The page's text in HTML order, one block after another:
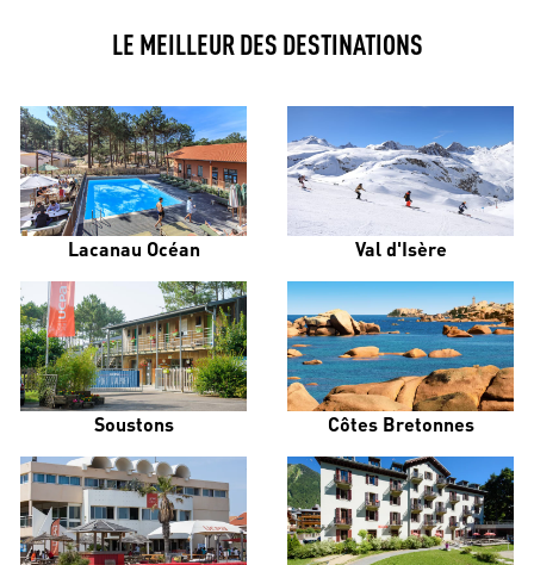
LE MEILLEUR DES DESTINATIONS
Lacanau Océan Val d'Isère
Soustons Côtes Bretonnes